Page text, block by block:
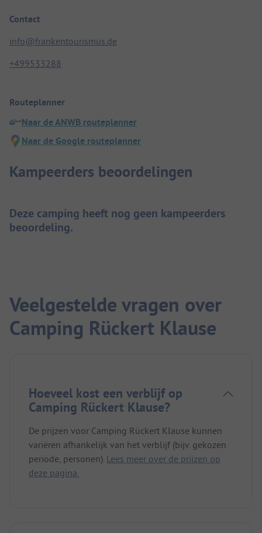
Contact
info@frankentourismus.de
+499533288
Routeplanner
Naar de ANWB routeplanner
Naar de Google routeplanner
Kampeerders beoordelingen
Deze camping heeft nog geen kampeerders
beoordeling.
Veelgestelde vragen over
Camping Rückert Klause
Hoeveel kost een verblijf op
Camping Rückert Klause?
De prijzen voor Camping Rückert Klause kunnen
variëren afhankelijk van het verblijf (bijv. gekozen
periode, personen). Lees meer over de prijzen op
deze pagina.